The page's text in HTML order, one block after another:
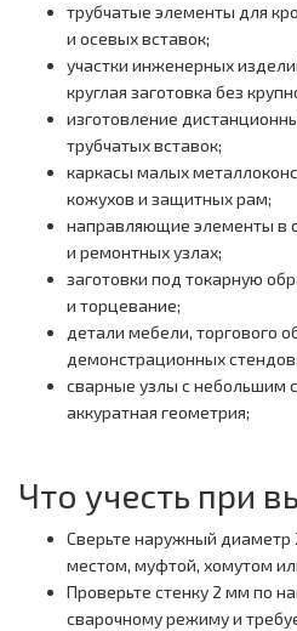
трубчатые элементы для
и осевых вставок;
участки инженерных
круглая заготовка без
изготовление
трубчатых вставок;
каркасы малых
кожухов и защитных рам;
направляющие элементы в
и ремонтных узлах;
заготовки под токарную
и торцевание;
детали мебели, торгового
демонстрационных стендов;
сварные узлы с небольшим
аккуратная геометрия;
Что учесть при
Сверьте наружный
местом, муфтой, хомутом
Проверьте стенку 2 мм по
сварочному режиму и